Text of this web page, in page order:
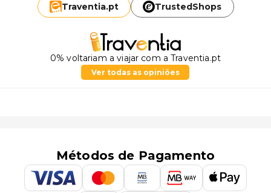
Traventia.pt TrustedShops
0% voltariam a viajar com a Traventia.pt
Ver todas as opiniões
Métodos de Pagamento